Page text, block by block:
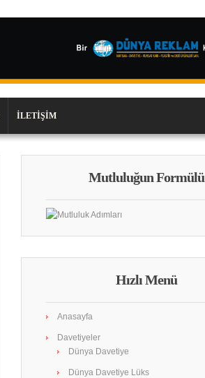
İLETIŞIM
Mutluluğun Formülü
Hızlı Menü
Anasayfa
Davetiyeler
Dünya Davetiye
Dünya Davetiye Lüks